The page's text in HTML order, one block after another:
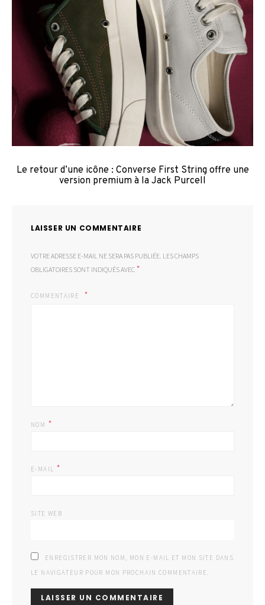
Le retour d’une icône : Converse First String offre une
version premium à la Jack Purcell
LAISSER UN COMMENTAIRE
VOTRE ADRESSE E-MAIL NE SERA PAS PUBLIÉE. LES CHAMPS
OBLIGATOIRES SONT INDIQUÉS AVEC *
COMMENTAIRE
NOM *
E-MAIL *
SITE WEB
ENREGISTRER MON NOM, MON E-MAIL ET MON SITE DANS
LE NAVIGATEUR POUR MON PROCHAIN COMMENTAIRE.